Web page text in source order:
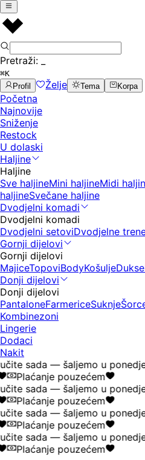
Pretraži:
⌘K
Profil
Želje Tema Korpa
Početna
Najnovije
Sniženje
Restock
U dolaski
Haljine
Haljine
Sve haljineMini haljineMidi
haljineSvečane haljine
Dvodjelni komadi
Dvodjelni komadi
Dvodjelni setoviDvodjelne
Gornji dijelovi
Gornji dijelovi
MajiceTopoviBodyKošuljeDukse
Donji dijelovi
Donji dijelovi
PantaloneFarmericeSuknje
Kombinezoni
Lingerie
Dodaci
Nakit
sada — šaljemo u
Plaćanje pouzećem
sada — šaljemo u
Plaćanje pouzećem
sada — šaljemo u
Plaćanje pouzećem
sada — šaljemo u
Plaćanje pouzećem